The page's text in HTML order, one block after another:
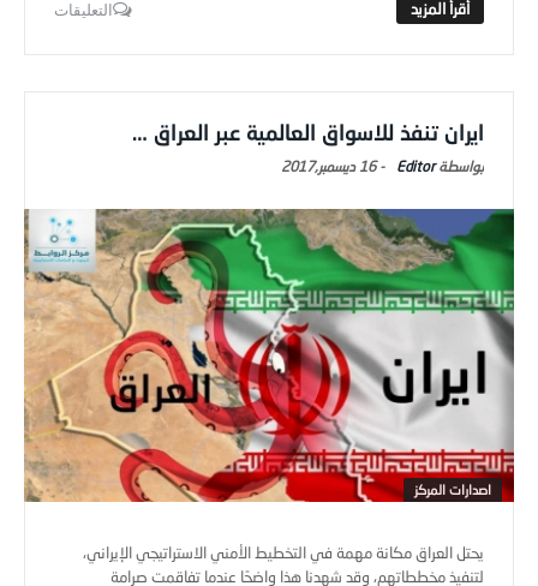
التعليقات
ايران تنفذ للاسواق العالمية عبر العراق …
Editor
-16 ديسمبر,2017
اصدارات المركز
يحتل العراق مكانة مهمة في التخطيط الأمني الاستراتيجي الإيراني،
لتنفيذ مخططاتهم، وقد شهدنا هذا واضحًا عندما تفاقمت صرامة